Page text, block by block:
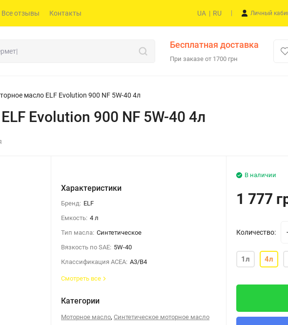
Все отзывы Контакты UA | RU Личный
Бесплатная доставка
При заказе от 1700 грн
масло ELF Evolution 900 NF 5W-40 4л
Evolution 900 NF 5W-40 4л
Характеристики
Бренд: ELF
Емкость: 4 л
Тип масла: Синтетическое
Вязкость по SAE: 5W-40
Классификация ACEA: A3/B4
Смотреть все
Категории
Моторное масло,Синтетическое моторное масло
В наличии
1 777
Количество:
1л 4л